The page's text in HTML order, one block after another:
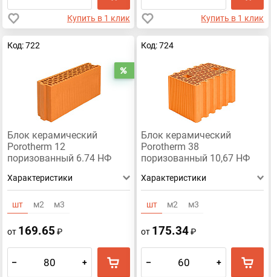
Купить в 1 клик Купить в 1 клик
Код: 722
Блок керамический
Porotherm 12
поризованный 6.74 НФ
Характеристики
шт м2 м3
от 169.65 ₽
– +
Код: 724
Блок керамический
Porotherm 38
поризованный 10,67 НФ
Характеристики
шт м2 м3
от 175.34₽
– +